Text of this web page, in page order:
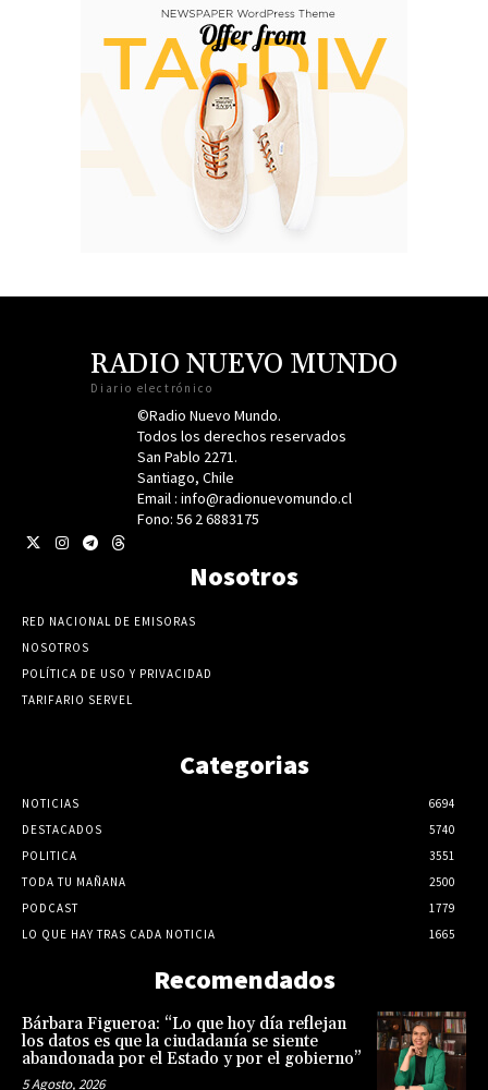
RADIO NUEVO MUNDO
Diario electrónico
©Radio Nuevo Mundo.
Todos los derechos reservados
San Pablo 2271.
Santiago, Chile
Email : info@radionuevomundo.cl
Fono: 56 2 6883175
Nosotros
RED NACIONAL DE EMISORAS
NOSOTROS
POLÍTICA DE USO Y PRIVACIDAD
TARIFARIO SERVEL
Categorias
NOTICIAS
6694
DESTACADOS
5740
POLITICA
3551
TODA TU MAÑANA
2500
PODCAST
1779
LO QUE HAY TRAS CADA NOTICIA
1665
Recomendados
Bárbara Figueroa: “Lo que hoy día reflejan
los datos es que la ciudadanía se siente
abandonada por el Estado y por el gobierno”
5 Agosto, 2026